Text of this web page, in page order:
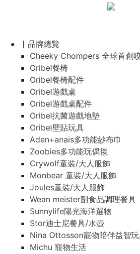
▏品牌總覽
Cheeky Chompers 全球首創
Oribel餐椅
Oribel餐椅配件
Oribel遊戲桌
Oribel遊戲桌配件
Oribel抗菌遊戲地墊
Oribel壁貼玩具
Aden+anais多功能紗布巾
Zoobies多功能玩偶毯
Crywolf童裝/大人服飾
Monbear 童裝/大人服飾
Joules童裝/大人服飾
Wean meister副食品調理餐具
Sunnylife陽光海洋選物
Stor迪士尼餐具/水壺
Nina Ottosson寵物陪伴益智
Michu 寵物生活